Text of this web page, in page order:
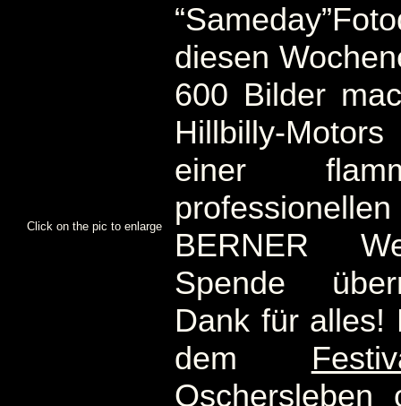
Click on the pic to enlarge
diesen
600 Bilder
Hillbilly-
einer
BERNER
Spende
Dank für alles!
dem